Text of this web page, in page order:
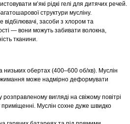
м’які рідкі гелі для дитячих речей.
структури мусліну.
засоби з хлором та
— вони можуть забивати волокна,
тканини.
низьких обертах (400–600 об/хв). Муслін
може надмірно деформувати
вигляді на свіжому повітрі
Муслін сохне дуже швидко